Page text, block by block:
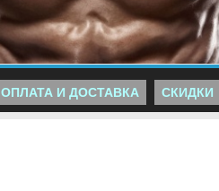
ОПЛАТА И ДОСТАВКА СКИДКИ